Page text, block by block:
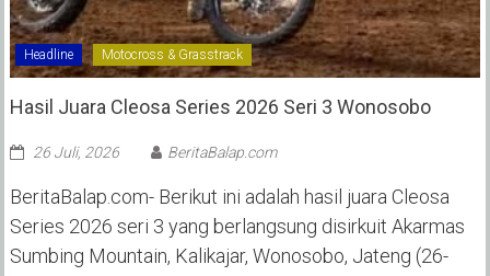
Headline Motocross & Grasstrack
Hasil Juara Cleosa Series 2026 Seri 3 Wonosobo ‎
26 Juli, 2026 BeritaBalap.com
BeritaBalap.com- Berikut ini adalah hasil juara Cleosa
Series 2026 seri 3 yang berlangsung disirkuit Akarmas
Sumbing Mountain, Kalikajar, Wonosobo, Jateng (26-